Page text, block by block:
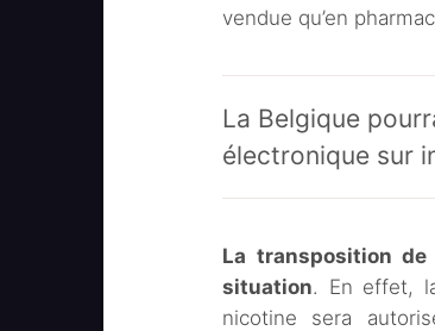
vendue qu’en
La Belgique
électronique sur
La transposition
situation. En effet,
nicotine sera